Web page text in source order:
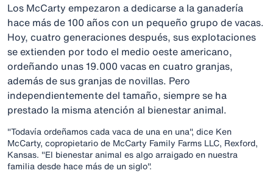
Los McCarty empezaron a dedicarse a la ganadería
hace más de 100 años con un pequeño grupo de vacas.
Hoy, cuatro generaciones después, sus explotaciones
se extienden por todo el medio oeste americano,
ordeñando unas 19.000 vacas en cuatro granjas,
además de sus granjas de novillas. Pero
independientemente del tamaño, siempre se ha
prestado la misma atención al bienestar animal.
"Todavía ordeñamos cada vaca de una en una", dice Ken
McCarty, copropietario de McCarty Family Farms LLC, Rexford,
Kansas. "El bienestar animal es algo arraigado en nuestra
familia desde hace más de un siglo".